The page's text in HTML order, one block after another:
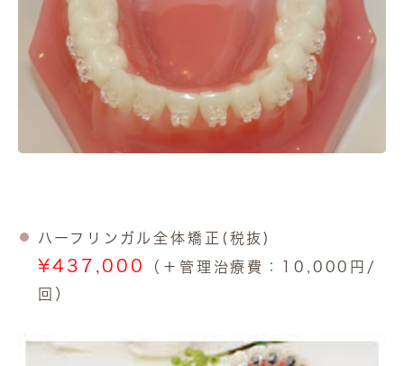
ハーフリンガル全体矯正(税抜)
¥437,000
（＋管理治療費：10,000円/
回）